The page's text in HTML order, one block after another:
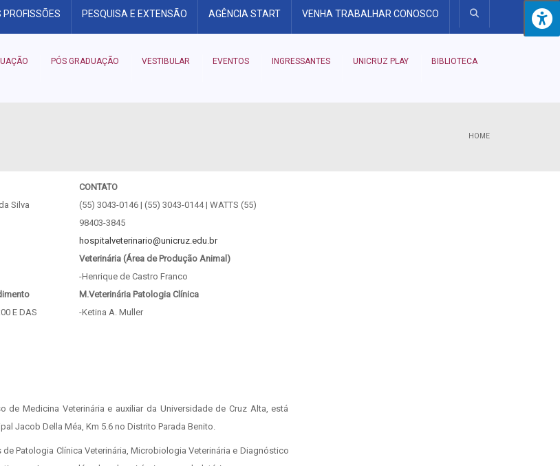
PROFISSÕES PESQUISA E EXTENSÃO AGÊNCIA START VENHA TRABALHAR CONOSCO
PÓS GRADUAÇÃO VESTIBULAR EVENTOS INGRESSANTES UNICRUZ PLAY BIBLIOTECA
HOME
Silva
CONTATO
(55) 3043-0146 | (55) 3043-0144 | WATTS (55)
98403-3845
hospitalveterinario@unicruz.edu.br
Veterinária (Área de Produção Animal)
-Henrique de Castro Franco
E DAS
M.Veterinária Patologia Clínica
-Ketina A. Muller
Medicina Veterinária e auxiliar da Universidade de Cruz Alta, está
Jacob Della Méa, Km 5.6 no Distrito Parada Benito.
Patologia Clínica Veterinária, Microbiologia Veterinária e Diagnóstico